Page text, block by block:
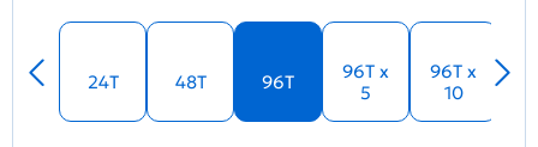
24T 48T 96T
96T x
5
96T x
10